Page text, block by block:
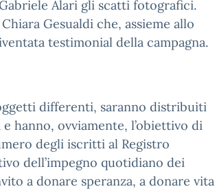
Alari gli scatti fotografici.
Gesualdi che, assieme allo
testimonial della campagna.
differenti, saranno distribuiti
hanno, ovviamente, l’obiettivo di
degli iscritti al Registro
dell’impegno quotidiano dei
a donare speranza, a donare vita